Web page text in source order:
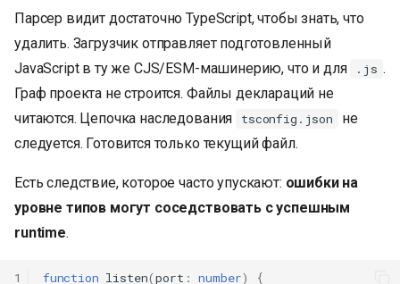
Парсер видит достаточно TypeScript, чтобы знать, что
удалить. Загрузчик отправляет подготовленный
JavaScript в ту же CJS/ESM-машинерию, что и для
.js .
Граф проекта не строится. Файлы деклараций не
читаются. Цепочка наследования
tsconfig.json
не
следуется. Готовится только текущий файл.
Есть следствие, которое часто упускают: ошибки на
уровне типов могут соседствовать с успешным
runtime.
1 function listen(port : number) {